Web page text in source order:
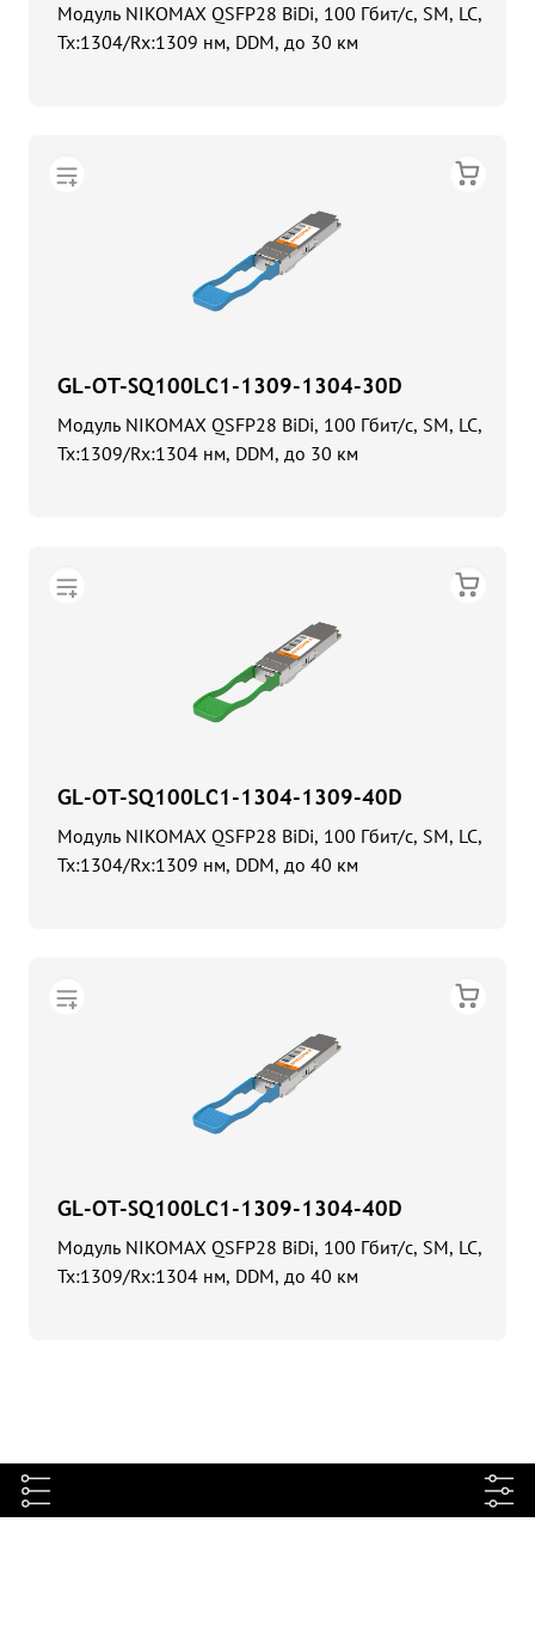
Модуль NIKOMAX QSFP28 BiDi, 100 Гбит/с, SM, LC,
Tx:1304/Rx:1309 нм, DDM, до 30 км
GL-OT-SQ100LC1-1309-1304-30D
Модуль NIKOMAX QSFP28 BiDi, 100 Гбит/с, SM, LC,
Tx:1309/Rx:1304 нм, DDM, до 30 км
GL-OT-SQ100LC1-1304-1309-40D
Модуль NIKOMAX QSFP28 BiDi, 100 Гбит/с, SM, LC,
Tx:1304/Rx:1309 нм, DDM, до 40 км
GL-OT-SQ100LC1-1309-1304-40D
Модуль NIKOMAX QSFP28 BiDi, 100 Гбит/с, SM, LC,
Tx:1309/Rx:1304 нм, DDM, до 40 км